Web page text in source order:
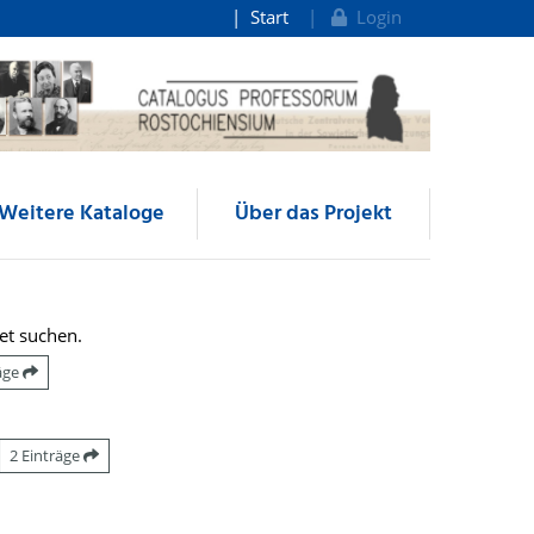
Start Login
Kataloge Über das Projekt
suchen.
2 Einträge